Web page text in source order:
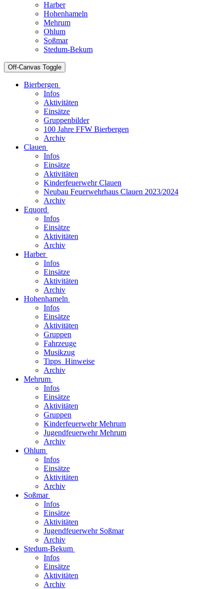
Harber
Hohenhameln
Mehrum
Ohlum
Soßmar
Stedum-Bekum
Off-Canvas Toggle
Bierbergen
Infos
Aktivitäten
Einsätze
Gruppenbilder
100 Jahre FFW Bierbergen
Archiv
Clauen
Infos
Einsätze
Aktivitäten
Kinderfeuerwehr Clauen
Neubau Feuerwehrhaus Clauen 2023/2024
Archiv
Equord
Infos
Einsätze
Aktivitäten
Archiv
Harber
Infos
Einsätze
Aktivitäten
Archiv
Hohenhameln
Infos
Einsätze
Aktivitäten
Gruppen
Fahrzeuge
Musikzug
Tipps_Hinweise
Archiv
Mehrum
Infos
Einsätze
Aktivitäten
Gruppen
Kinderfeuerwehr Mehrum
Jugendfeuerwehr Mehrum
Archiv
Ohlum
Infos
Einsätze
Aktivitäten
Archiv
Soßmar
Infos
Einsätze
Aktivitäten
Jugendfeuerwehr Soßmar
Archiv
Stedum-Bekum
Infos
Einsätze
Aktivitäten
Archiv